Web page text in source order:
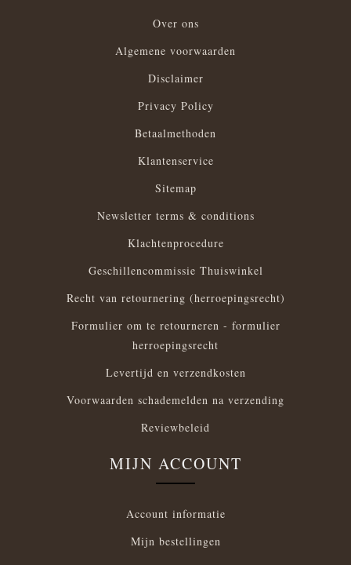
Over ons
Algemene voorwaarden
Disclaimer
Privacy Policy
Betaalmethoden
Klantenservice
Sitemap
Newsletter terms & conditions
Klachtenprocedure
Geschillencommissie Thuiswinkel
Recht van retournering (herroepingsrecht)
Formulier om te retourneren - formulier
herroepingsrecht
Levertijd en verzendkosten
Voorwaarden schademelden na verzending
Reviewbeleid
MIJN ACCOUNT
Account informatie
Mijn bestellingen